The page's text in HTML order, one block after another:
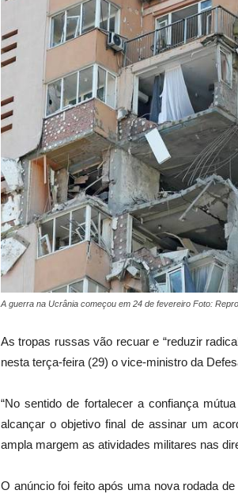
A guerra na Ucrânia começou em 24 de fevereiro Foto:
As tropas russas vão recuar e “reduzir
nesta terça-feira (29) o vice-ministro da
“No sentido de fortalecer a confiança
alcançar o objetivo final de assinar um
ampla margem as atividades militares nas
O anúncio foi feito após uma nova rodada